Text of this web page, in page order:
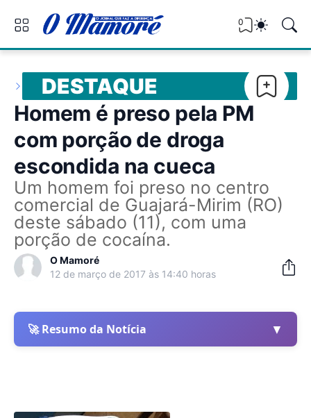
0
DESTAQUE
Homem é preso pela PM
com porção de droga
escondida na cueca
Um homem foi preso no centro
comercial de Guajará-Mirim (RO)
deste sábado (11), com uma
porção de cocaína.
O Mamoré
12 de março de 2017 às 14:40 horas
🚀 Resumo da Notícia ▼